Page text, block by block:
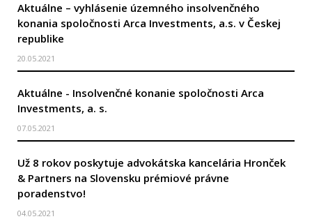
Aktuálne – vyhlásenie územného insolvenčného
konania spoločnosti Arca Investments, a.s. v Českej
republike
20.05.2021
Aktuálne - Insolvenčné konanie spoločnosti Arca
Investments, a. s.
07.05.2021
Už 8 rokov poskytuje advokátska kancelária Hronček
& Partners na Slovensku prémiové právne
poradenstvo!
04.05.2021